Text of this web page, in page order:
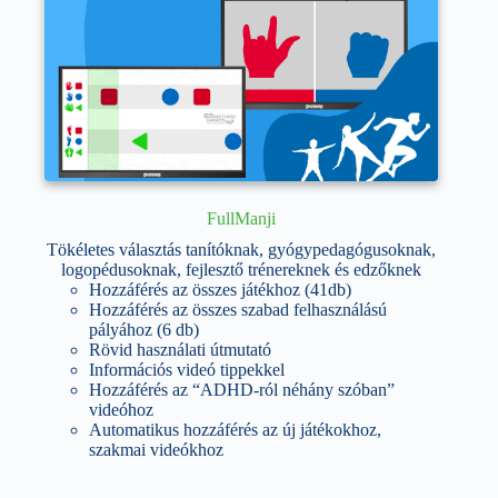
FullManji
Tökéletes választás tanítóknak, gyógypedagógusoknak,
logopédusoknak, fejlesztő trénereknek és edzőknek
Hozzáférés az összes játékhoz (41db)
Hozzáférés az összes szabad felhasználású
pályához (6 db)
Rövid használati útmutató
Információs videó tippekkel
Hozzáférés az “ADHD-ról néhány szóban”
videóhoz
Automatikus hozzáférés az új játékokhoz,
szakmai videókhoz